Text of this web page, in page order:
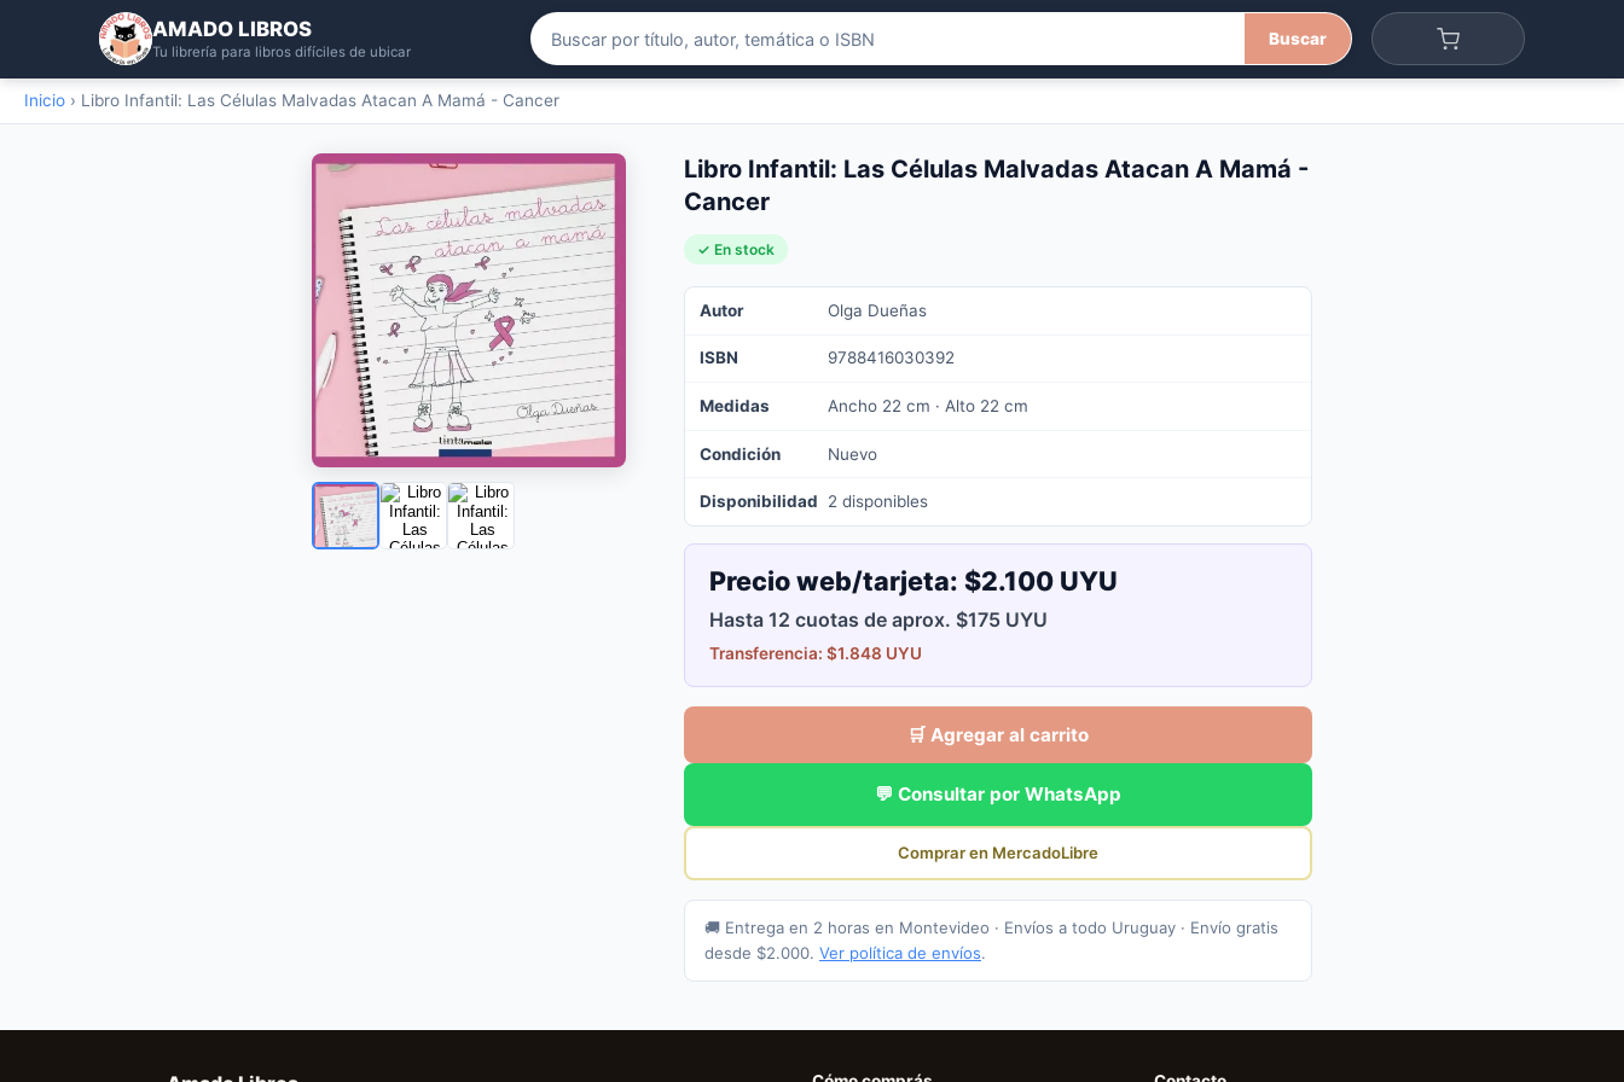
AMADO LIBROS
Tu librería para libros difíciles de ubicar
Buscar
Inicio › Libro Infantil: Las Células Malvadas Atacan A Mamá - Cancer
Libro Infantil: Las Células Malvadas Atacan A Mamá -
Cancer
✓ En stock
Autor Olga Dueñas
ISBN 9788416030392
Medidas Ancho 22 cm · Alto 22 cm
Condición Nuevo
Disponibilidad 2 disponibles
Precio web/tarjeta: $2.100 UYU
Hasta 12 cuotas de aprox. $175 UYU
Transferencia: $1.848 UYU
🛒 Agregar al carrito
💬 Consultar por WhatsApp
Comprar en MercadoLibre
🚚 Entrega en 2 horas en Montevideo · Envíos a todo Uruguay · Envío gratis
desde $2.000. Ver política de envíos.